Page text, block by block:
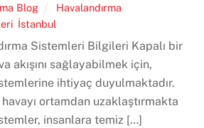
Blog Havalandırma
İstanbul
Sistemleri Bilgileri Kapalı bir
akışını sağlayabilmek için,
ihtiyaç duyulmaktadır.
ortamdan uzaklaştırmakta
insanlara temiz […]